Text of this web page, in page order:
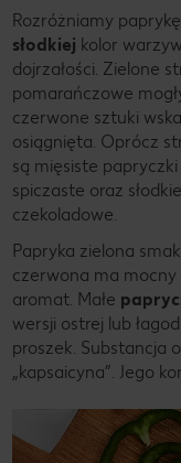
Rozróżniamy
słodkiej kolor
dojrzałości. Zielone
pomarańczowe
czerwone sztuki
osiągnięta. Oprócz
są mięsiste
spiczaste oraz
czekoladowe.
Papryka zielona
czerwona ma mocny
aromat. Małe
wersji ostrej lub
proszek. Substancja
„kapsaicyna”. Jego